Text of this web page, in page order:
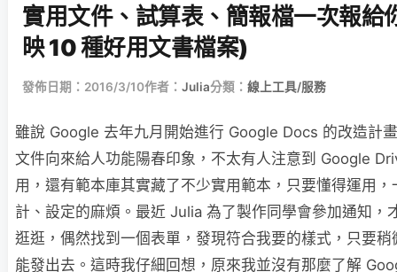
實用文件、試算表、簡報檔一次報給
映 10 種好用文書檔案)
發佈日期：2016/3/10作者： Julia分類： 線上工具/服務
雖說 Google 去年九月開始進行 Google Docs 的改造計
文件向來給人功能陽春印象，不太有人注意到 Google
用，還有範本庫其實藏了不少實用範本，只要懂得運用
計、設定的麻煩。最近 Julia 為了製作同學會參加通知，
逛逛，偶然找到一個表單，發現符合我要的樣式，只要
能發出去。這時我仔細回想，原來我並沒有那麼了解